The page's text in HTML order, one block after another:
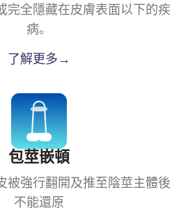
完全隱藏在皮膚表面以下的疾
病。
了解更多→
包莖嵌頓
被強行翻開及推至陰莖主體後
不能還原